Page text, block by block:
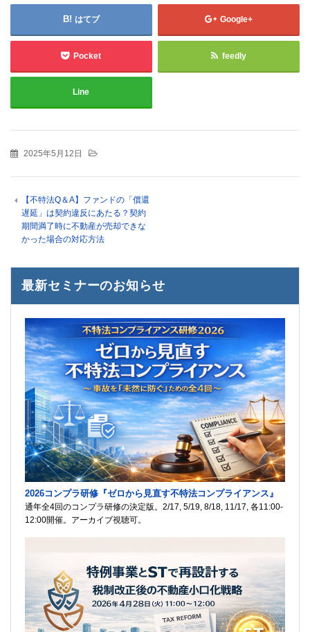
はてブ Google+
Pocket feedly
Line
2025年5月12日
【不特法Q＆A】ファンドの「償還
遅延」は契約違反にあたる？契約
期間満了時に不動産が売却できな
かった場合の対応方法
最新セミナーのお知らせ
2026コンプラ研修『ゼロから見直す不特法コンプライアンス』
通年全4回のコンプラ研修の決定版。2/17, 5/19, 8/18, 11/17, 各11:00-
12:00開催。アーカイブ視聴可。